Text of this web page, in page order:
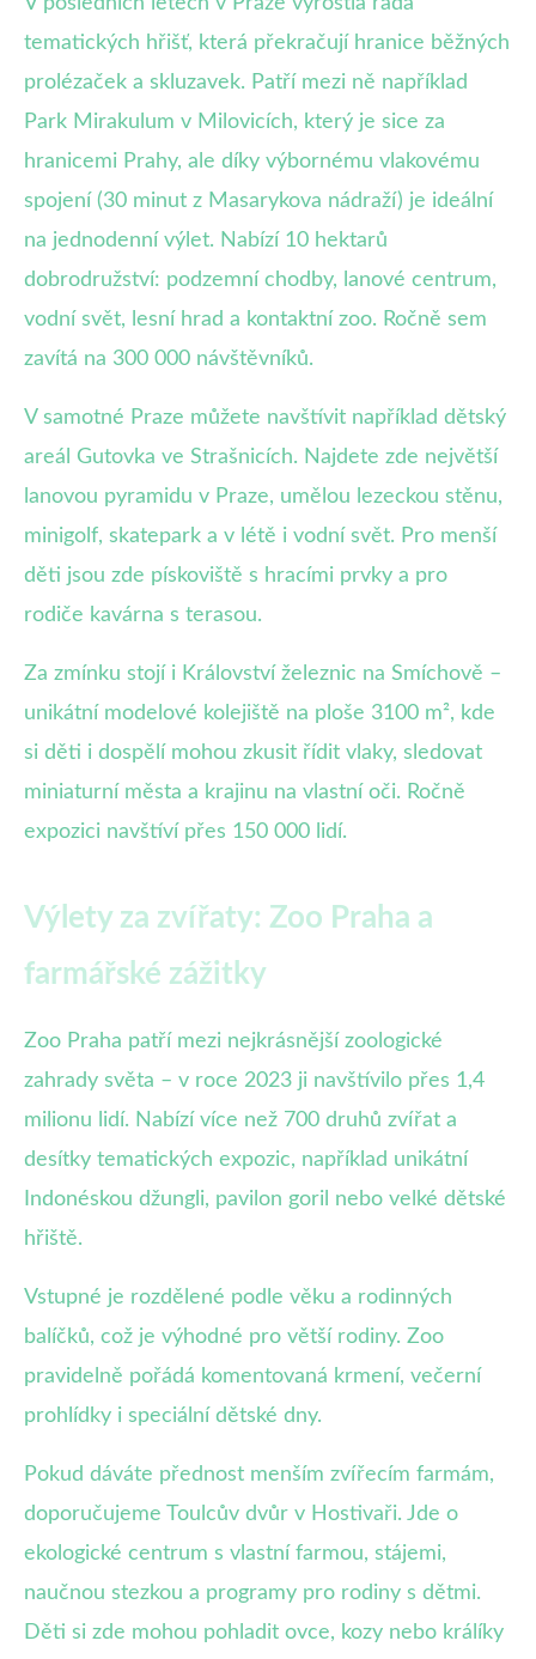
tematických hřišť, která překračují hranice běžných
prolézaček a skluzavek. Patří mezi ně například
Park Mirakulum v Milovicích, který je sice za
hranicemi Prahy, ale díky výbornému vlakovému
spojení (30 minut z Masarykova nádraží) je ideální
na jednodenní výlet. Nabízí 10 hektarů
dobrodružství: podzemní chodby, lanové centrum,
vodní svět, lesní hrad a kontaktní zoo. Ročně sem
zavítá na 300 000 návštěvníků.
V samotné Praze můžete navštívit například dětský
areál Gutovka ve Strašnicích. Najdete zde největší
lanovou pyramidu v Praze, umělou lezeckou stěnu,
minigolf, skatepark a v létě i vodní svět. Pro menší
děti jsou zde pískoviště s hracími prvky a pro
rodiče kavárna s terasou.
Za zmínku stojí i Království železnic na Smíchově –
unikátní modelové kolejiště na ploše 3100 m², kde
si děti i dospělí mohou zkusit řídit vlaky, sledovat
miniaturní města a krajinu na vlastní oči. Ročně
expozici navštíví přes 150 000 lidí.
Výlety za zvířaty: Zoo Praha a
farmářské zážitky
Zoo Praha patří mezi nejkrásnější zoologické
zahrady světa – v roce 2023 ji navštívilo přes 1,4
milionu lidí. Nabízí více než 700 druhů zvířat a
desítky tematických expozic, například unikátní
Indonéskou džungli, pavilon goril nebo velké dětské
hřiště.
Vstupné je rozdělené podle věku a rodinných
balíčků, což je výhodné pro větší rodiny. Zoo
pravidelně pořádá komentovaná krmení, večerní
prohlídky i speciální dětské dny.
Pokud dáváte přednost menším zvířecím farmám,
doporučujeme Toulcův dvůr v Hostivaři. Jde o
ekologické centrum s vlastní farmou, stájemi,
naučnou stezkou a programy pro rodiny s dětmi.
Děti si zde mohou pohladit ovce, kozy nebo králíky